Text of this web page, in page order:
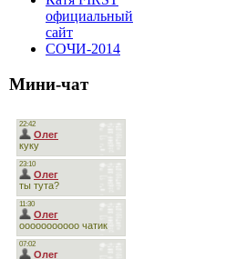
официальный
сайт
СОЧИ-2014
Мини-чат